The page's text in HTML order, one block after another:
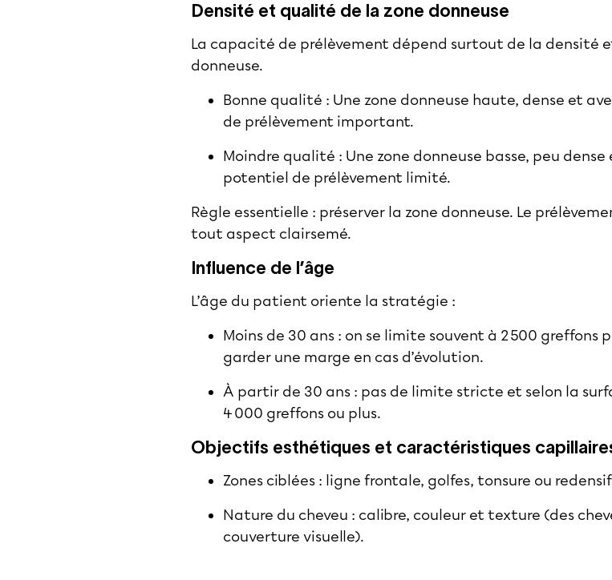
Densité et qualité de la zone donneuse
La capacité de prélèvement dépend surtout de la densité
donneuse.
Bonne qualité : Une zone donneuse haute, dense et
de prélèvement important.
Moindre qualité : Une zone donneuse basse, peu
potentiel de prélèvement limité.
Règle essentielle : préserver la zone donneuse. Le
tout aspect clairsemé.
Influence de l’âge
L’âge du patient oriente la stratégie :
Moins de 30 ans : on se limite souvent à 2 500
garder une marge en cas d’évolution.
À partir de 30 ans : pas de limite stricte et selon la
4 000 greffons ou plus.
Objectifs esthétiques et caractéristiques
Zones ciblées : ligne frontale, golfes, tonsure ou
Nature du cheveu : calibre, couleur et texture (des
couverture visuelle).